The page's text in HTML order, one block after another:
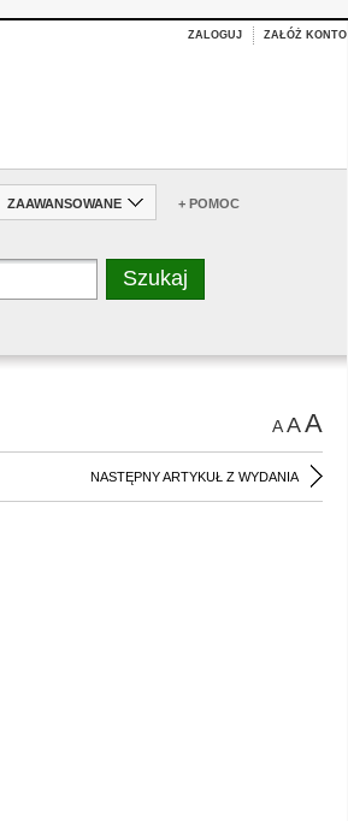
ZALOGUJ ZAŁÓŻ KONTO
ZAAWANSOWANE + POMOC
AAA
NASTĘPNY ARTYKUŁ Z WYDANIA